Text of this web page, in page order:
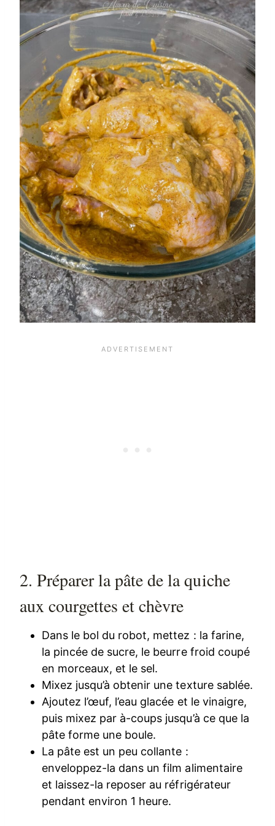
2. Préparer la pâte de la quiche
aux courgettes et chèvre
Dans le bol du robot, mettez : la farine,
la pincée de sucre, le beurre froid coupé
en morceaux, et le sel.
Mixez jusqu’à obtenir une texture sablée.
Ajoutez l’œuf, l’eau glacée et le vinaigre,
puis mixez par à-coups jusqu’à ce que la
pâte forme une boule.
La pâte est un peu collante :
enveloppez-la dans un film alimentaire
et laissez-la reposer au réfrigérateur
pendant environ 1 heure.